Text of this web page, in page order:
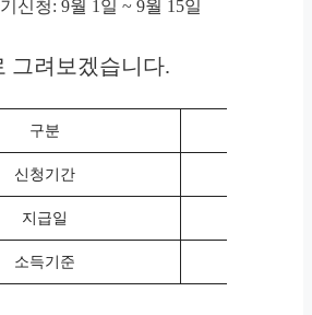
신청: 9월 1일 ~ 9월 15일
그려보겠습니다.
구분
신청기간
지급일
소득기준